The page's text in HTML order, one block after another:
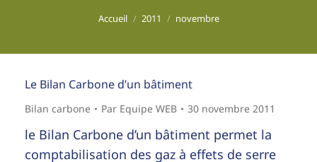
Vous êtes ici :
Accueil 2011 novembre
Le Bilan Carbone d’un bâtiment
Bilan carbone Par Equipe WEB 30 novembre 2011
le Bilan Carbone d’un bâtiment permet la
comptabilisation des gaz à effets de serre